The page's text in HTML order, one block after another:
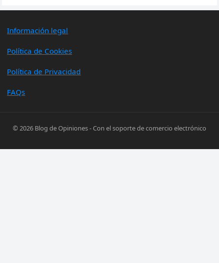
Información legal
Política de Cookies
Política de Privacidad
FAQs
© 2026 Blog de Opiniones- Con el soporte decomercio electrónico